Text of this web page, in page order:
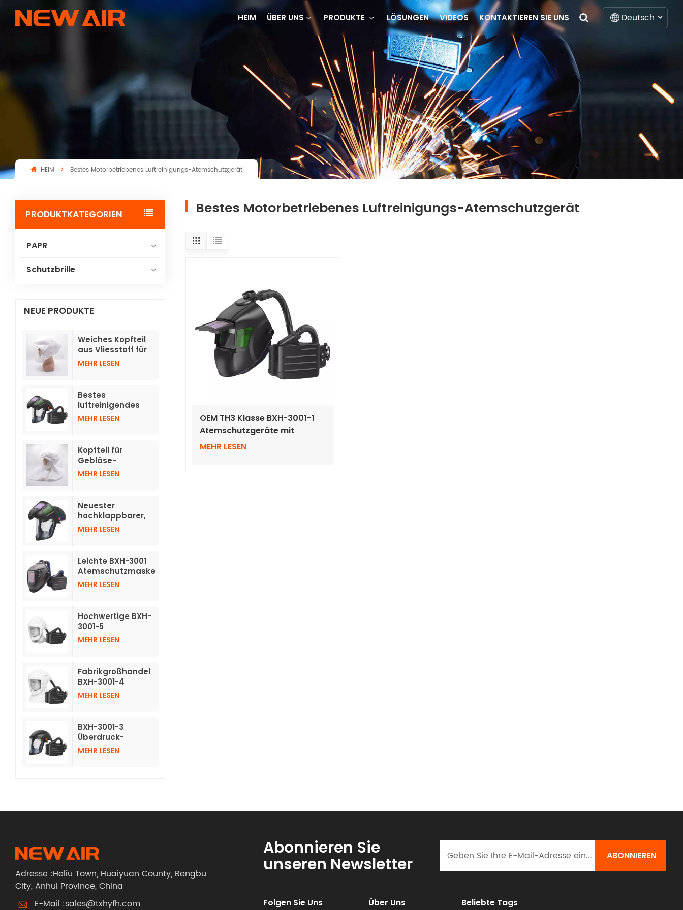
HEIM ÜBER UNS PRODUKTE LÖSUNGEN VIDEOS KONTAKTIEREN SIE UNS Deutsch
Español
HEIM Bestes Motorbetriebenes Luftreinigungs-Atemschutzgerät
PRODUKTKATEGORIEN
PAPR
Schutzbrille
NEUE PRODUKTE
Weiches Kopfteil
aus Vliesstoff für
Gebläse-
MEHR LESEN
Bestes
luftreinigendes
Atemschutzgerät
automatisch
verdunkelnden
Helmen
MEHR LESEN
Kopfteil für
Gebläse-
Atemschutzgeräte
MEHR LESEN
Neuester
hochklappbarer,
automatisch
Atemschutzgeräte
mit Luftreinigung
MEHR LESEN
Leichte BXH-3001
Atemschutzmaske
TH3 mit
Logo und
Schweißhelm
MEHR LESEN
Hochwertige BXH-
3001-5
Atemschutzmasken
MEHR LESEN
Fabrikgroßhandel
BXH-3001-4
Atemschutzmasken
Vlieshaube
MEHR LESEN
BXH-3001-3
Überdruck-
Luftreinigungs-
MEHR LESEN
Bestes Motorbetriebenes Luftreinigungs-Atemschutzgerät
OEM TH3 Klasse BXH-3001-1
Atemschutzgeräte mit
automatischer Verdunkelung
MEHR LESEN
Adresse :Heliu Town, Huaiyuan County, Bengbu
City, Anhui Province, China
E-Mail :sales@txhyfh.com
Abonnieren Sie
unseren Newsletter
Folgen Sie Uns Über Uns Beliebte Tags